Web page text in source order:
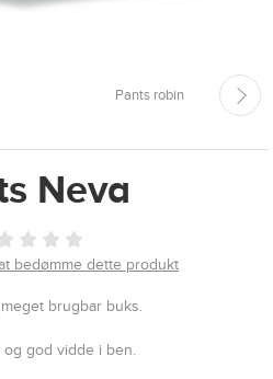
Pants robin
Neva
bedømme dette produkt
brugbar buks.
og god vidde i ben.